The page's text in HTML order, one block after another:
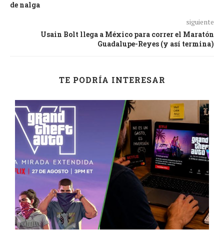
de nalga
siguiente
Usain Bolt llega a México para correr el Maratón
Guadalupe-Reyes (y así termina)
TE PODRÍA INTERESAR